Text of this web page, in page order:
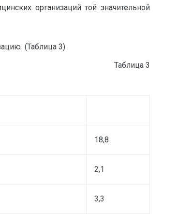
организаций той значительной
(Таблица 3)
Таблица 3
18,8
2,1
3,3